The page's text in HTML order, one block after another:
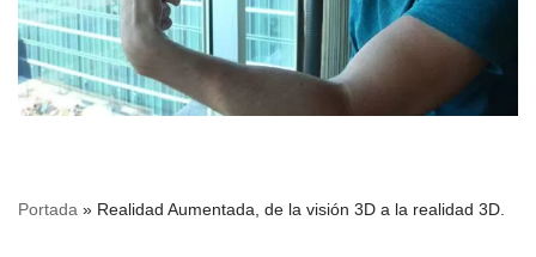
Portada » Realidad Aumentada, de la visión 3D a la realidad 3D.